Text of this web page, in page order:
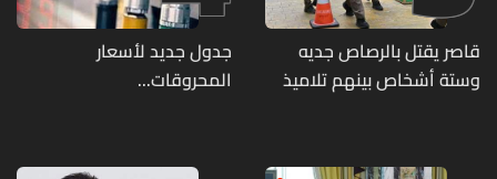
قاصر يقتل بالرصاص جديه
وستة أشخاص بينهم تلاميذ
جدول جديد لأسعار
المحروقات...